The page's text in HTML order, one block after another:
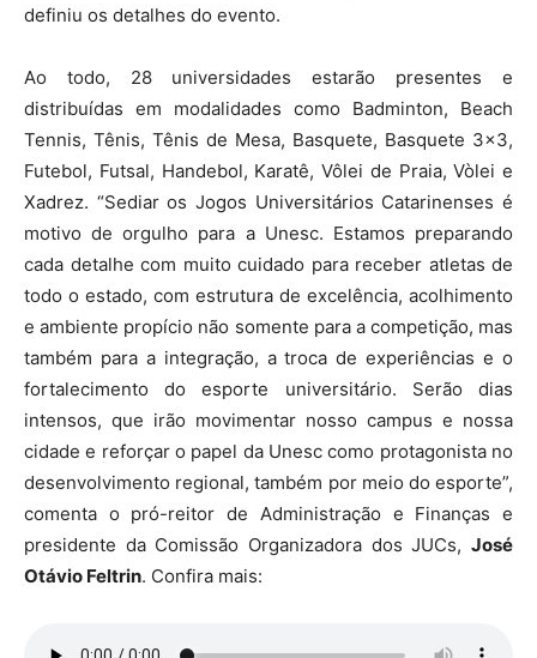
definiu os detalhes do evento.
Ao todo, 28 universidades estarão presentes e
distribuídas em modalidades como Badminton, Beach
Tennis, Tênis, Tênis de Mesa, Basquete, Basquete 3×3,
Futebol, Futsal, Handebol, Karatê, Vôlei de Praia, Vòlei e
Xadrez. “Sediar os Jogos Universitários Catarinenses é
motivo de orgulho para a Unesc. Estamos preparando
cada detalhe com muito cuidado para receber atletas de
todo o estado, com estrutura de excelência, acolhimento
e ambiente propício não somente para a competição, mas
também para a integração, a troca de experiências e o
fortalecimento do esporte universitário. Serão dias
intensos, que irão movimentar nosso campus e nossa
cidade e reforçar o papel da Unesc como protagonista no
desenvolvimento regional, também por meio do esporte”,
comenta o pró-reitor de Administração e Finanças e
presidente da Comissão Organizadora dos JUCs, José
Otávio Feltrin. Confira mais: